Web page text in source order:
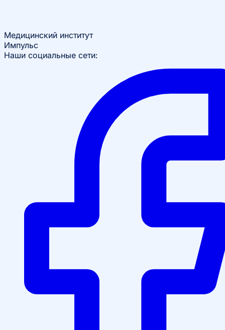
Медицинский институт
Импульс
Наши социальные сети: